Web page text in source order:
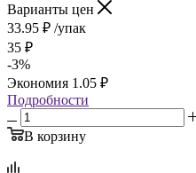
Варианты цен
33.95 ₽ /упак
35 ₽
-3%
Экономия 1.05 ₽
Подробности
В корзину